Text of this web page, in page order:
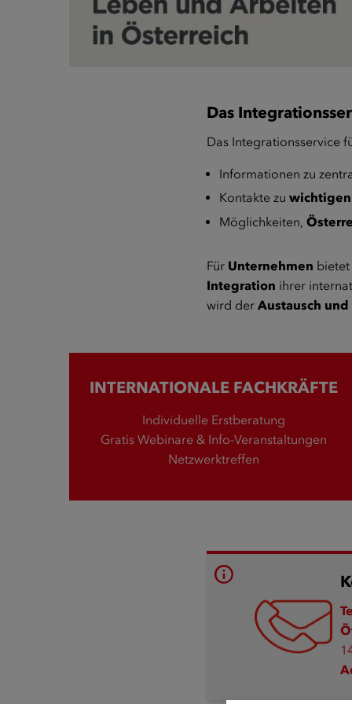
Das
Das Integrationsservice
Informationen zu
Kontakte zu
Möglichkeiten,
Für Unternehmen
Integration ihrer
wird derAustausch
INTERNATIONALE FACHKRÄFTE
Individuelle Erstberatung
Gratis Webinare & Info-Veranstaltungen
Netzwerktreffen